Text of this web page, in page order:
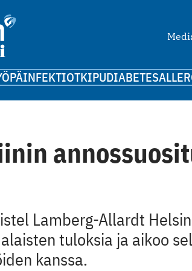
INFEKTIOTKIPUDIABETES
Lamberg-Allardt
tuloksia ja aikoo
kanssa.